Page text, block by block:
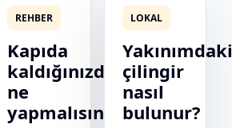
REHBER
Kapıda
kaldığınızda
ne
yapmalısınız?
LOKAL
Yakınımdaki
çilingir
nasıl
bulunur?